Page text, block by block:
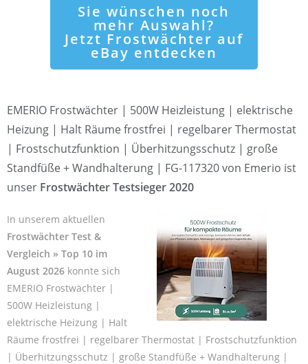
Sie wünschen noch
mehr Auswahl?
Jetzt Frostwächter auf
eBay entdecken
EMERIO Frostwächter | 500W Heizleistung | elektrische
Heizung | Halt Räume frostfrei | regelbarer Thermostat
| Frostschutzfunktion | Überhitzungsschutz | große
Standfüße + Wandhalterung | FG-117320 von Emerio ist
unser Frostwächter Testsieger 2020
In unserem aktuellen
Frostwächter Test &
Vergleich » Top 10 im
August 2026 konnte sich
EMERIO Frostwächter |
500W Heizleistung |
elektrische Heizung | Halt
Räume frostfrei | regelbarer Thermostat | Frostschutzfunktion
| Überhitzungsschutz | große Standfüße + Wandhalterung |